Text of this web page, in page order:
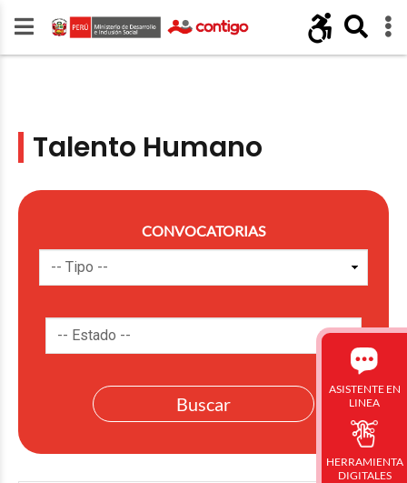
Talento Humano
CONVOCATORIAS
ASISTENTE EN
LINEA
HERRAMIENTA
DIGITALES